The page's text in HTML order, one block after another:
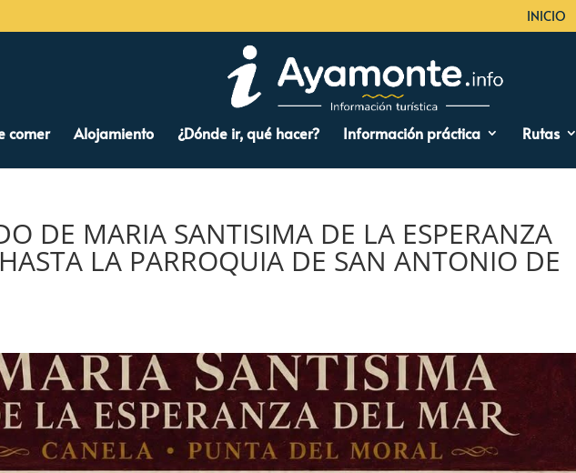
INICIO
comer Alojamiento ¿Dónde ir, qué hacer? Información práctica Rutas
DE MARIA SANTISIMA DE LA ESPERANZA
LA PARROQUIA DE SAN ANTONIO DE